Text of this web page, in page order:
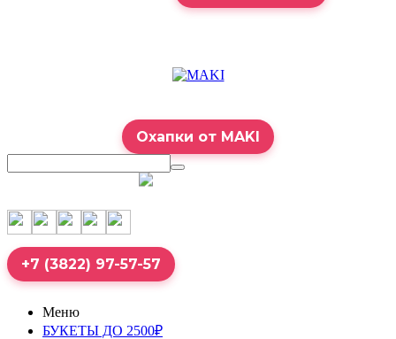
Охапки от MAKI
+7 (3822) 97-57-57
Меню
БУКЕТЫ ДО 2500₽